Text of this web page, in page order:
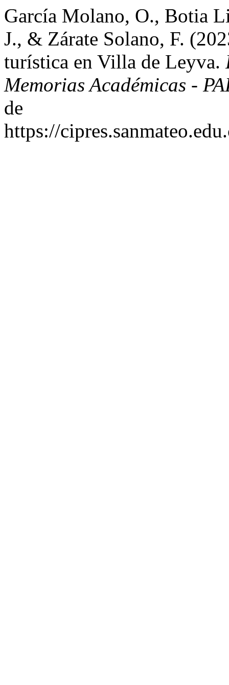
García Molano, O., Botia
J., & Zárate Solano, F.
turística en Villa de Leyva.
Memorias Académicas -
de
https://